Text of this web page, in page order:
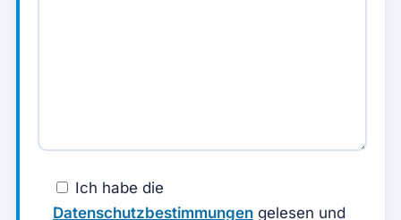
Ich habe die
Datenschutzbestimmungengelesen und